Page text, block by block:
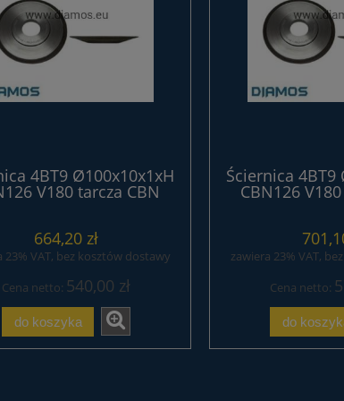
4BT9 Ø100x10x1xH
V180 tarcza CBN
664,20 zł
23% VAT, bez kosztów dostawy
Cena netto: 540,00 zł
do koszyka
Ściernica 4BT9
CBN126
zawiera 23% VAT,
Cena netto:
do